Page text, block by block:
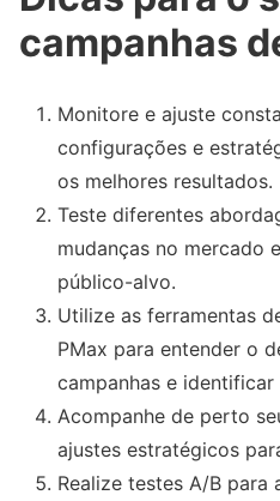
campanhas
Monitore e ajuste
configurações e
os melhores resultados.
Teste diferentes
mudanças no mercado
público-alvo.
Utilize as ferramentas
PMax para entender o
campanhas e identificar
Acompanhe de perto
ajustes estratégicos
Realize testes A/B para